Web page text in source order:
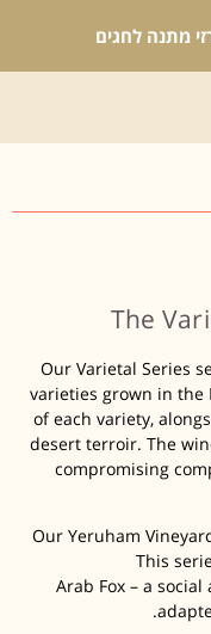
The
Our Varietal Series
varieties grown in the
of each variety,
desert terroir. The
compromising
Our Yeruham
This
Arab Fox – a